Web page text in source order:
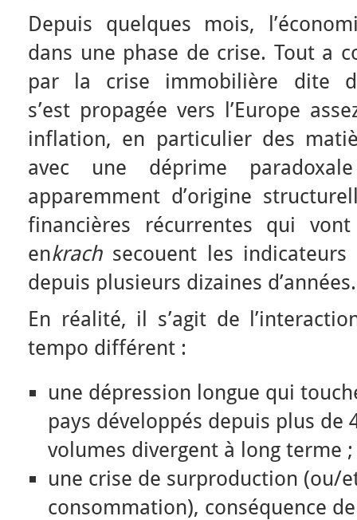
Depuis quelques mois,
dans une phase de crise. Tout a
par la crise immobilière dite
s’est propagée vers l’Europe
inflation, en particulier des
avec une déprime
apparemment d’origine
financières récurrentes qui
enkrachsecouent les indicateurs
depuis plusieurs dizaines d’années.
En réalité, il s’agit de
tempo différent :
une dépression longue qui
pays développés depuis plus de
volumes divergent à long terme ;
une crise de surproduction (ou/
consommation), conséquence